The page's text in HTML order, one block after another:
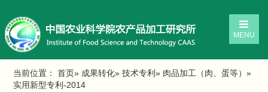
MENU
当前位置：首页» 成果转化»技术专利» 肉品加工（肉、蛋等）»
实用新型专利-2014